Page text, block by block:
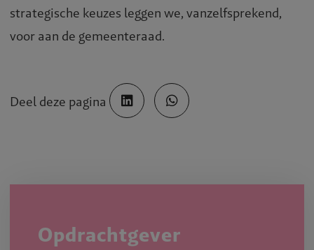
strategische keuzes leggen we, vanzelfsprekend,
voor aan de gemeenteraad.
Deel deze pagina
Opdrachtgever